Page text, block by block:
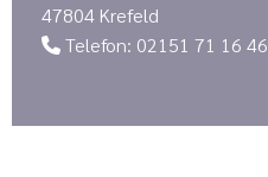
47804 Krefeld
 Telefon: 02151 71 16 46